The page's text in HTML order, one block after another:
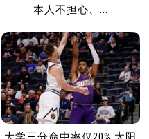
本人不担心、...